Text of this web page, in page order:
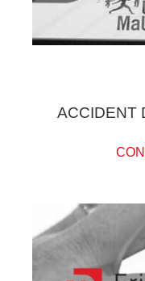
ACCIDENT